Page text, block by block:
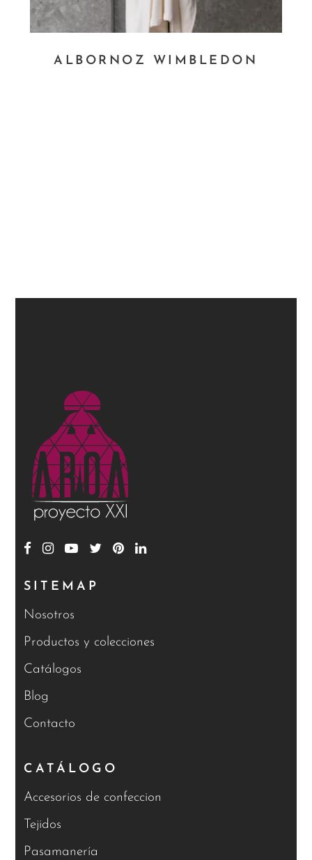
ALBORNOZ WIMBLEDON
SITEMAP
Nosotros
Productos y colecciones
Catálogos
Blog
Contacto
CATÁLOGO
Accesorios de confeccion
Tejidos
Pasamanería